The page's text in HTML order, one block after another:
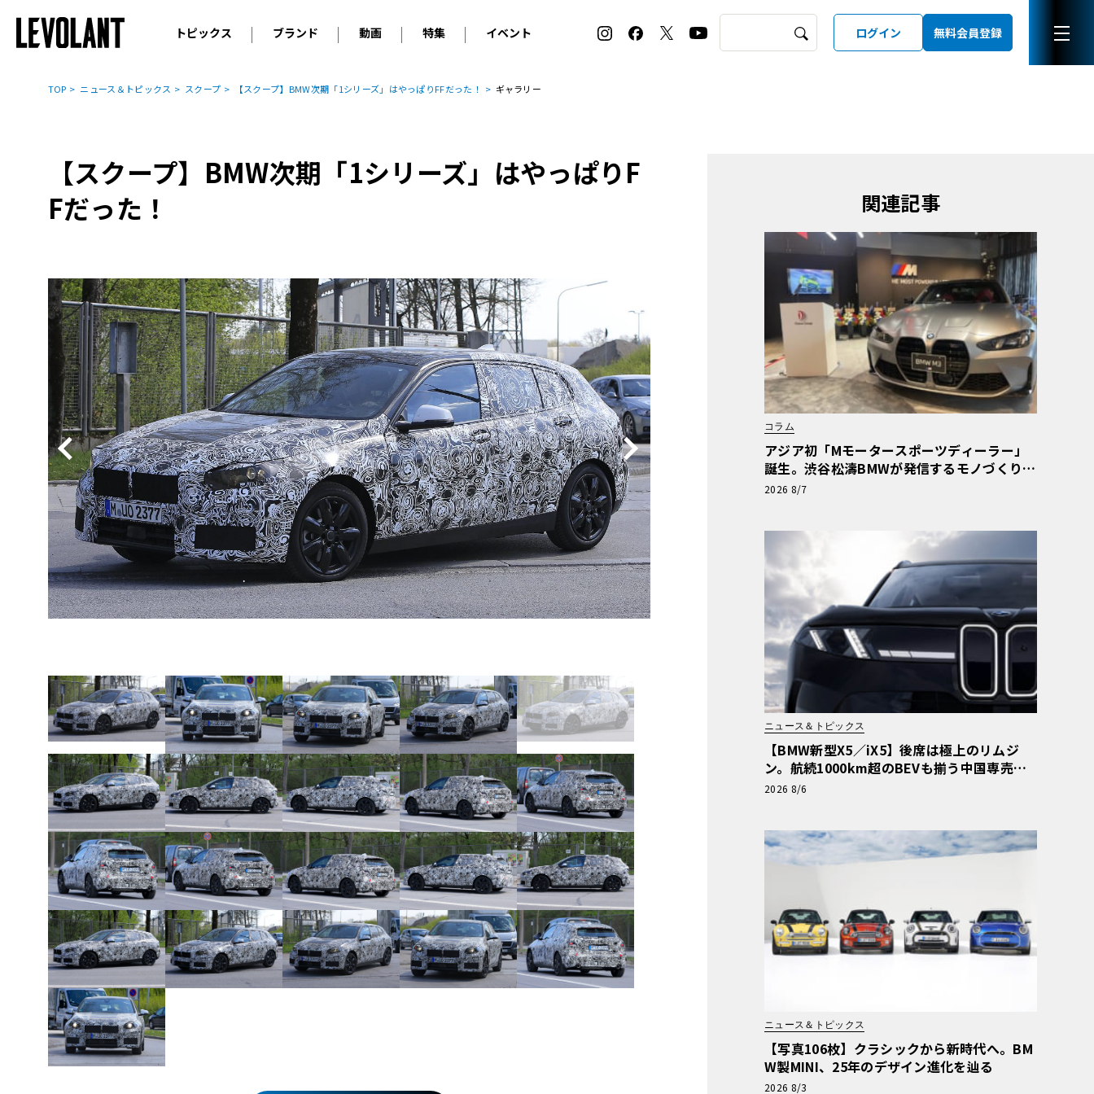
トピックス
ニュース
コラム
ブランド
輸入車 アウディ BMW
プジョー
ルノー
アバルト
フェラーリ
MINI
モーガン
ボルボ
キャデラック
ジープ
テスラ
ヒョンデ
BYD
その他
国産車 レクサス トヨタ
日産
ホンダ
スバル
マツダ
三菱
ダイハツ
スズキ
光岡
その他
動画
オリジナル動画
特集
2026 サマータイヤ＆ホイール バイヤーズガイド
ホイールカタログ
タイヤ特集
イベント
ル・ボラン カーズ・ミート2026横浜
EV:LIFE KOBE 2025
ル・ボラン カーズ・ミート2025横浜
ログイン 無料会員登録
TOP ニュース＆トピックス スクープ 【スクープ】BMW次期「1シリーズ」はやっぱりFFだった！ ギャラリー
【スクープ】BMW次期「1シリーズ」はやっぱりF
Fだった！
関連記事
コラム
アジア初「Mモータースポーツディーラー」
誕生。渋谷松濤BMWが発信するモノづくりの
矜持【木下隆之コラム】
2026 8/7
ニュース＆トピックス
【BMW新型X5／iX5】後席は極上のリムジ
ン。航続1000km超のBEVも揃う中国専売ロ
ング仕様の全貌
2026 8/6
ニュース＆トピックス
【写真106枚】クラシックから新時代へ。BM
W製MINI、25年のデザイン進化を辿る
2026 8/3